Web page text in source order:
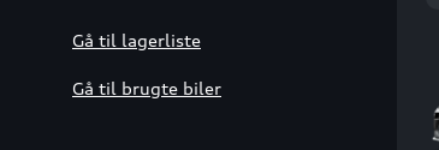
Gå til lagerliste
Gå til brugte biler